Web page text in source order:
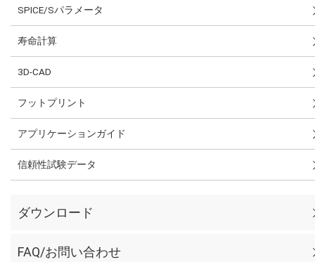
SPICE/Sパラメータ
寿命計算
3D-CAD
フットプリント
アプリケーションガイド
信頼性試験データ
ダウンロード
FAQ/お問い合わせ